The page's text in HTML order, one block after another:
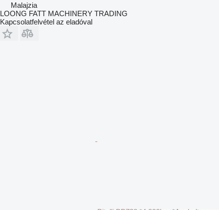
Malajzia
LOONG FATT MACHINERY TRADING
Kapcsolatfelvétel az eladóval